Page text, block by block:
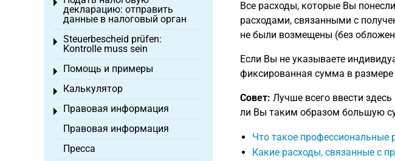
Все расходы, которые Вы
расходами, связанными с
не были возмещены (без
Если Вы не указываете
фиксированная сумма в размере
Совет: Лучше всего ввести
ли Вы таким образом большую
Что такое профессиональные
Какие расходы, связанные с
декларацию: отправить
данные в налоговый орган
Toggle menu
Steuerbescheid prüfen:
Kontrolle muss sein
Toggle menu
Помощь и примеры
Toggle menu
Калькулятор
Toggle menu
Правовая информация
Toggle menu
Правовая информация
Пресса